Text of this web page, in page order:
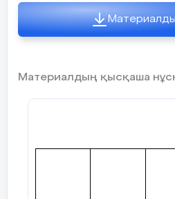
Материалдың қысқаша